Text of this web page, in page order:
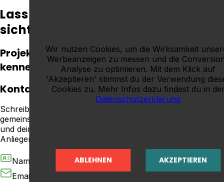
Lass uns gemeinsam deine Praxis
sichtbar machen
Projekt anfragen & unverbindlich
kennenlernen
Kontaktformular
Schreib mir einfach! Hast du eine Frage oder möchtest du
gemeinsam ein Projekt starten? Lass mir deinen Namen
und deine E-Mail-Adresse da, und beschreibe kurz dein
Anliegen – ich melde mich so schnell wie möglich bei dir.
Name
Email
Wir nutzen Cookies, um die Wirksamkeit
Werbeanzeigen zu messen und die
Analyse zu optimieren. Mit dem Klick auf
'Akzeptieren' stimmst du der Verwendung
Cookies zu. Mehr Infos dazu findest du in
Datenschutzerklärung
ABLEHNEN AKZEPTIEREN